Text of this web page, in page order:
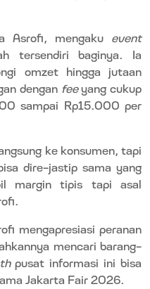
Asrofi, mengaku event
tersendiri baginya. Ia
omzet hingga jutaan
dengan feeyang cukup
sampai Rp15.000 per
ke konsumen, tapi
dire-jastip sama yang
margin tipis tapi asal
mengapresiasi peranan
mencari barang-
pusat informasi ini bisa
Jakarta Fair 2026.